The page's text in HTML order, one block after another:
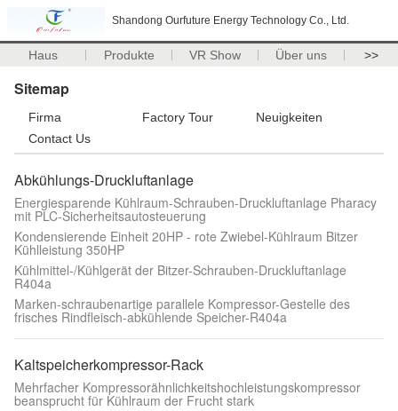
Shandong Ourfuture Energy Technology Co., Ltd.
Haus Produkte VR Show Über uns >>
Sitemap
Firma Factory Tour
Neuigkeiten
Contact Us
Abkühlungs-Druckluftanlage
Energiesparende Kühlraum-Schrauben-Druckluftanlage Pharacy
mit PLC-Sicherheitsautosteuerung
Kondensierende Einheit 20HP - rote Zwiebel-Kühlraum Bitzer
Kühlleistung 350HP
Kühlmittel-/Kühlgerät der Bitzer-Schrauben-Druckluftanlage
R404a
Marken-schraubenartige parallele Kompressor-Gestelle des
frisches Rindfleisch-abkühlende Speicher-R404a
Kaltspeicherkompressor-Rack
Mehrfacher Kompressorähnlichkeitshochleistungskompressor
beansprucht für Kühlraum der Frucht stark